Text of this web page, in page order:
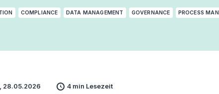
COMPLIANCE DATA MANAGEMENT GOVERNANCE PROCESS
28.05.2026 4 min Lesezeit